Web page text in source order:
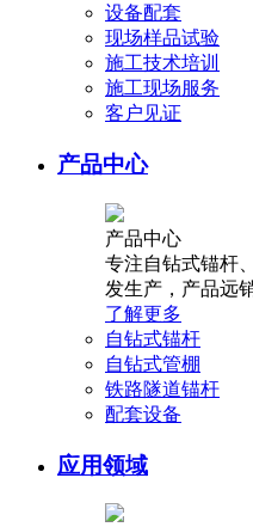
设备配套
现场样品试验
施工技术培训
施工现场服务
客户见证
产品中心
产品中心
专注自钻式锚杆
发生产，产品远
了解更多
自钻式锚杆
自钻式管棚
铁路隧道锚杆
配套设备
应用领域